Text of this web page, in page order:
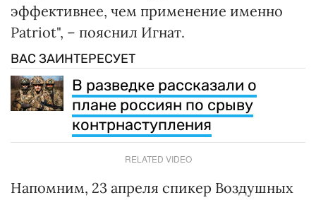
эффективнее, чем применение именно
Patriot", – пояснил Игнат.
ВАС ЗАИНТЕРЕСУЕТ
В разведке рассказали о
плане россиян по срыву
контрнаступления
RELATED VIDEO
Напомним, 23 апреля спикер Воздушных